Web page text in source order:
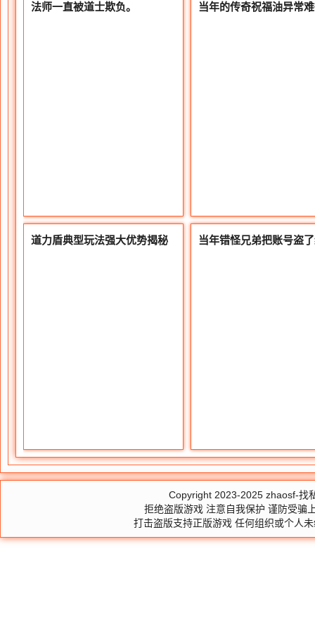
法师一直被道士欺负。 当年的传奇祝福油异常
道力盾典型玩法强大优势揭秘
Copyright 2023-2025 zhaosf-找
拒绝盗版游戏 注意自我保护 谨防受骗
打击盗版支持正版游戏 任何组织或个人